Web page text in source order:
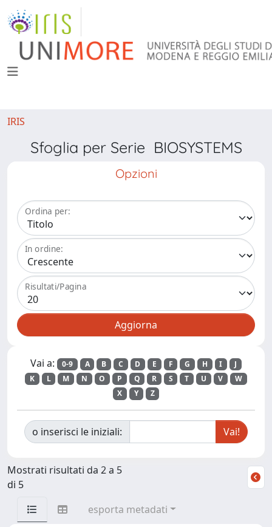
IRIS
Sfoglia per Serie BIOSYSTEMS
Opzioni
Ordina per:
In ordine:
Risultati/Pagina
Vai a: 0-9 A B C D E F G H I
J
K
L M N O P Q R S T U V
W
X
Y Z
o inserisci le iniziali:
Mostrati risultati da 2 a 5
di 5
esporta metadati